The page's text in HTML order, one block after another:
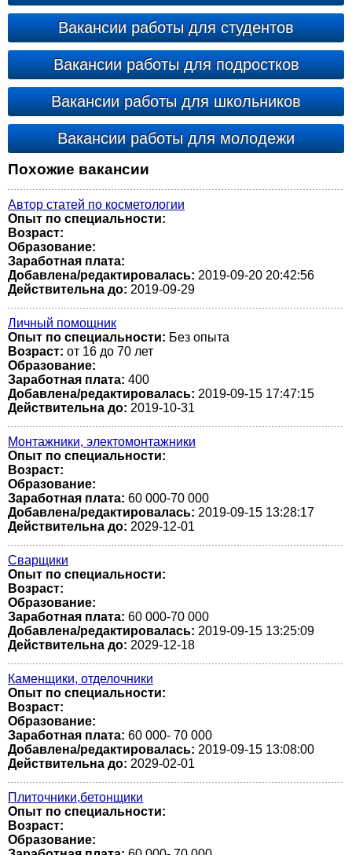
Вакансии работы для студентов
Вакансии работы для подростков
Вакансии работы для школьников
Вакансии работы для молодежи
Похожие вакансии
Автор статей по косметологии
Опыт по специальности:
Возраст:
Образование:
Заработная плата:
Добавлена/редактировалась: 2019-09-20 20:42:56
Действительна до: 2019-09-29
Личный помощник
Опыт по специальности: Без опыта
Возраст: от 16 до 70 лет
Образование:
Заработная плата: 400
Добавлена/редактировалась: 2019-09-15 17:47:15
Действительна до: 2019-10-31
Монтажники, электомонтажники
Опыт по специальности:
Возраст:
Образование:
Заработная плата: 60 000-70 000
Добавлена/редактировалась: 2019-09-15 13:28:17
Действительна до: 2029-12-01
Сварщики
Опыт по специальности:
Возраст:
Образование:
Заработная плата: 60 000-70 000
Добавлена/редактировалась: 2019-09-15 13:25:09
Действительна до: 2029-12-18
Каменщики, отделочники
Опыт по специальности:
Возраст:
Образование:
Заработная плата: 60 000- 70 000
Добавлена/редактировалась: 2019-09-15 13:08:00
Действительна до: 2029-02-01
Плиточники,бетонщики
Опыт по специальности:
Возраст:
Образование: